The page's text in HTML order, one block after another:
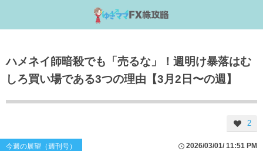
ハメネイ師暗殺でも「売るな」！週明け暴落はむ
しろ買い場である3つの理由【3月2日〜の週】
2
今週の展望（週刊号） 2026/03/01/ 11:51 PM